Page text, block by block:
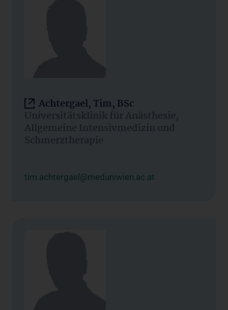
Achtergael, Tim, BSc
Universitätsklinik für Anästhesie,
Allgemeine Intensivmedizin und
Schmerztherapie
tim.achtergael@meduniwien.ac.at